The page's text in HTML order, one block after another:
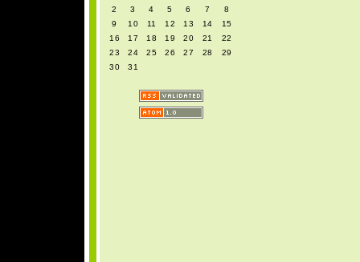
2
3 4 5 6 7
8
9
10 11 12 13 14
15
16
17 18 19 20 21
22
23
24 25 26 27 28
29
30
31